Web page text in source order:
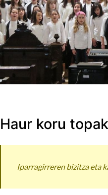
Haur koru
Iparragirreren bizitza eta